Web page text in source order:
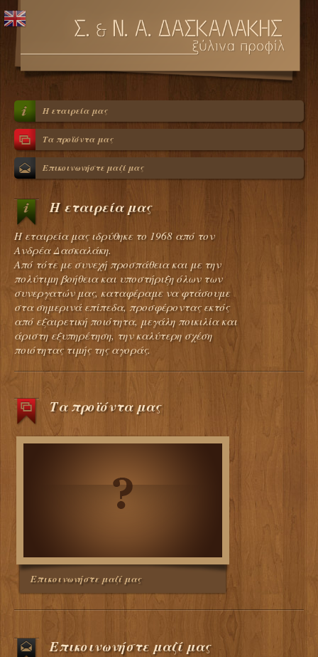
Η εταιρεία μας
Τα προϊόντα μας
Επικοινωνήστε μαζί μας
Η εταιρεία μας
H εταιρεία μας ιδρύθηκε το 1968 από τον
Ανδρέα Δασκαλάκη.
Από τότε με συνεχή προσπάθεια και με την
πολύτιμη βοήθεια και υποστήριξη όλων των
συνεργατών μας, καταφέραμε να φτάσουμε
στα σημερινά επίπεδα, προσφέροντας εκτός
από εξαιρετική ποιότητα, μεγάλη ποικιλία και
άριστη εξυπηρέτηση, την καλύτερη σχέση
ποιότητας τιμής της αγοράς.
Τα προϊόντα μας
Επικοινωνήστε μαζί μας
Επικοινωνήστε μαζί μας